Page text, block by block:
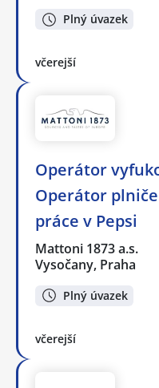
Plný úvazek
včerejší
Operátor
Operátor
práce v Pepsi
Mattoni 1873 a.s.
Vysočany, Praha
Plný úvazek
včerejší